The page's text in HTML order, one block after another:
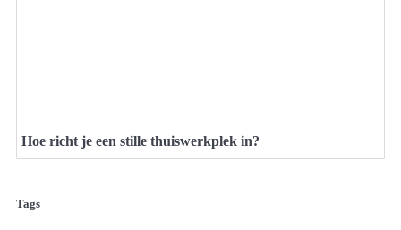
Hoe richt je een stille thuiswerkplek in?
Tags